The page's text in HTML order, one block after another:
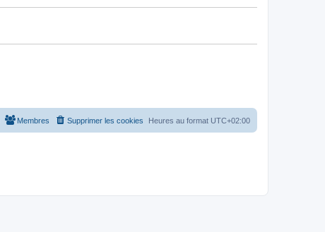
Heures au format UTC+02:00
Supprimer les cookies
Membres